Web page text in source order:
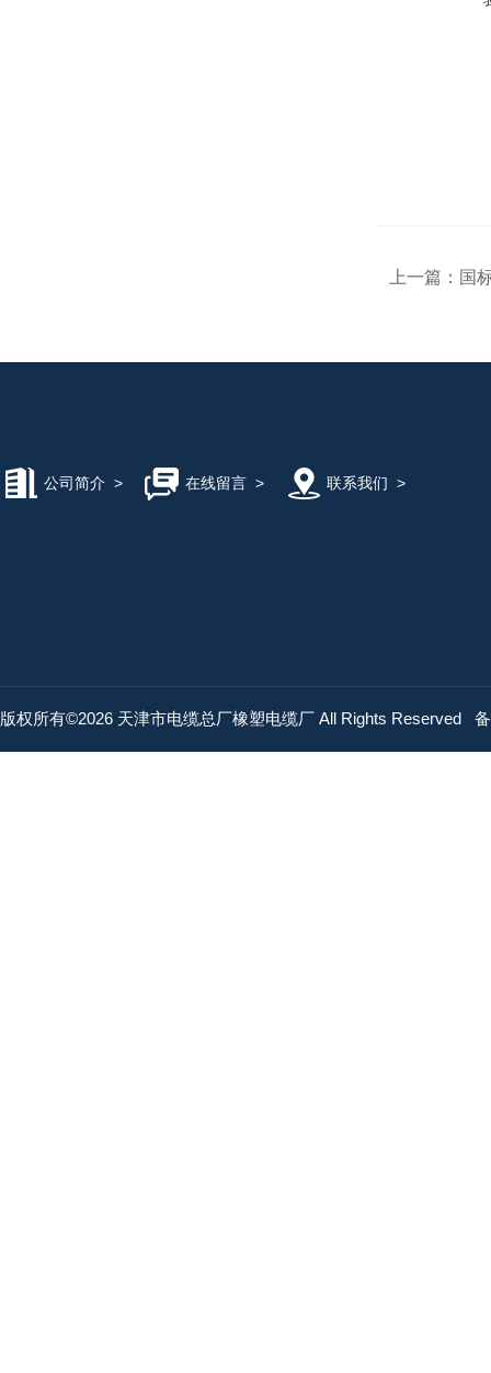
上一篇： 国
公司简介 > 在线留言> 联系我们 >
版权所有©2026 天津市电缆总厂橡塑电缆厂 All Rights Reserved